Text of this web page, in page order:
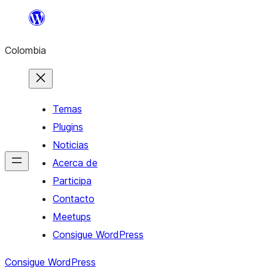
Saltar
contenido
Colombia
Temas
Plugins
Noticias
Acerca de
Participa
Contacto
Meetups
Consigue WordPress
Consigue WordPress